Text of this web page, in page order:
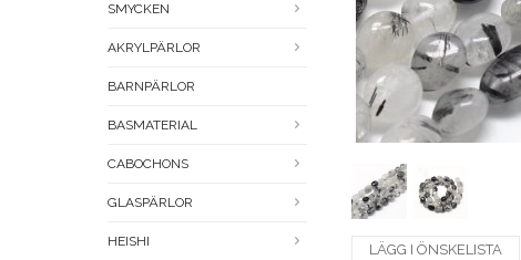
SMYCKEN
AKRYLPÄRLOR
BARNPÄRLOR
BASMATERIAL
CABOCHONS
GLASPÄRLOR
HEISHI LÄGG I ÖNSKELISTA